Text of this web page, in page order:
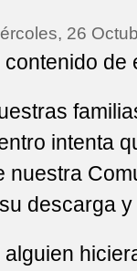
26
contenido de
intenta
nuestra
descarga
alguien